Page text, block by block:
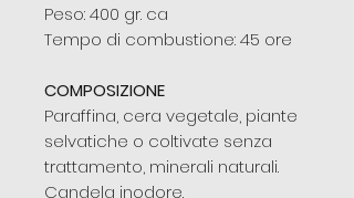
Peso: 400 gr. ca
Tempo di combustione: 45 ore
COMPOSIZIONE
Paraffina, cera vegetale, piante
selvatiche o coltivate senza
trattamento, minerali naturali.
Candela inodore.